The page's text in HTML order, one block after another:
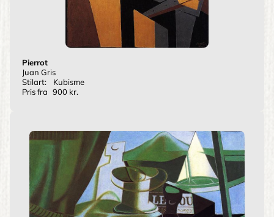
Pierrot
Juan Gris
Stilart:
Kubisme
Pris fra 900 kr.